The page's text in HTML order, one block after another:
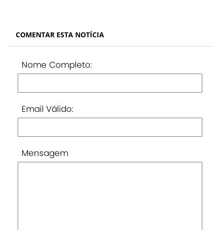
COMENTAR ESTA NOTÍCIA
Nome Completo:
Email Válido:
Mensagem